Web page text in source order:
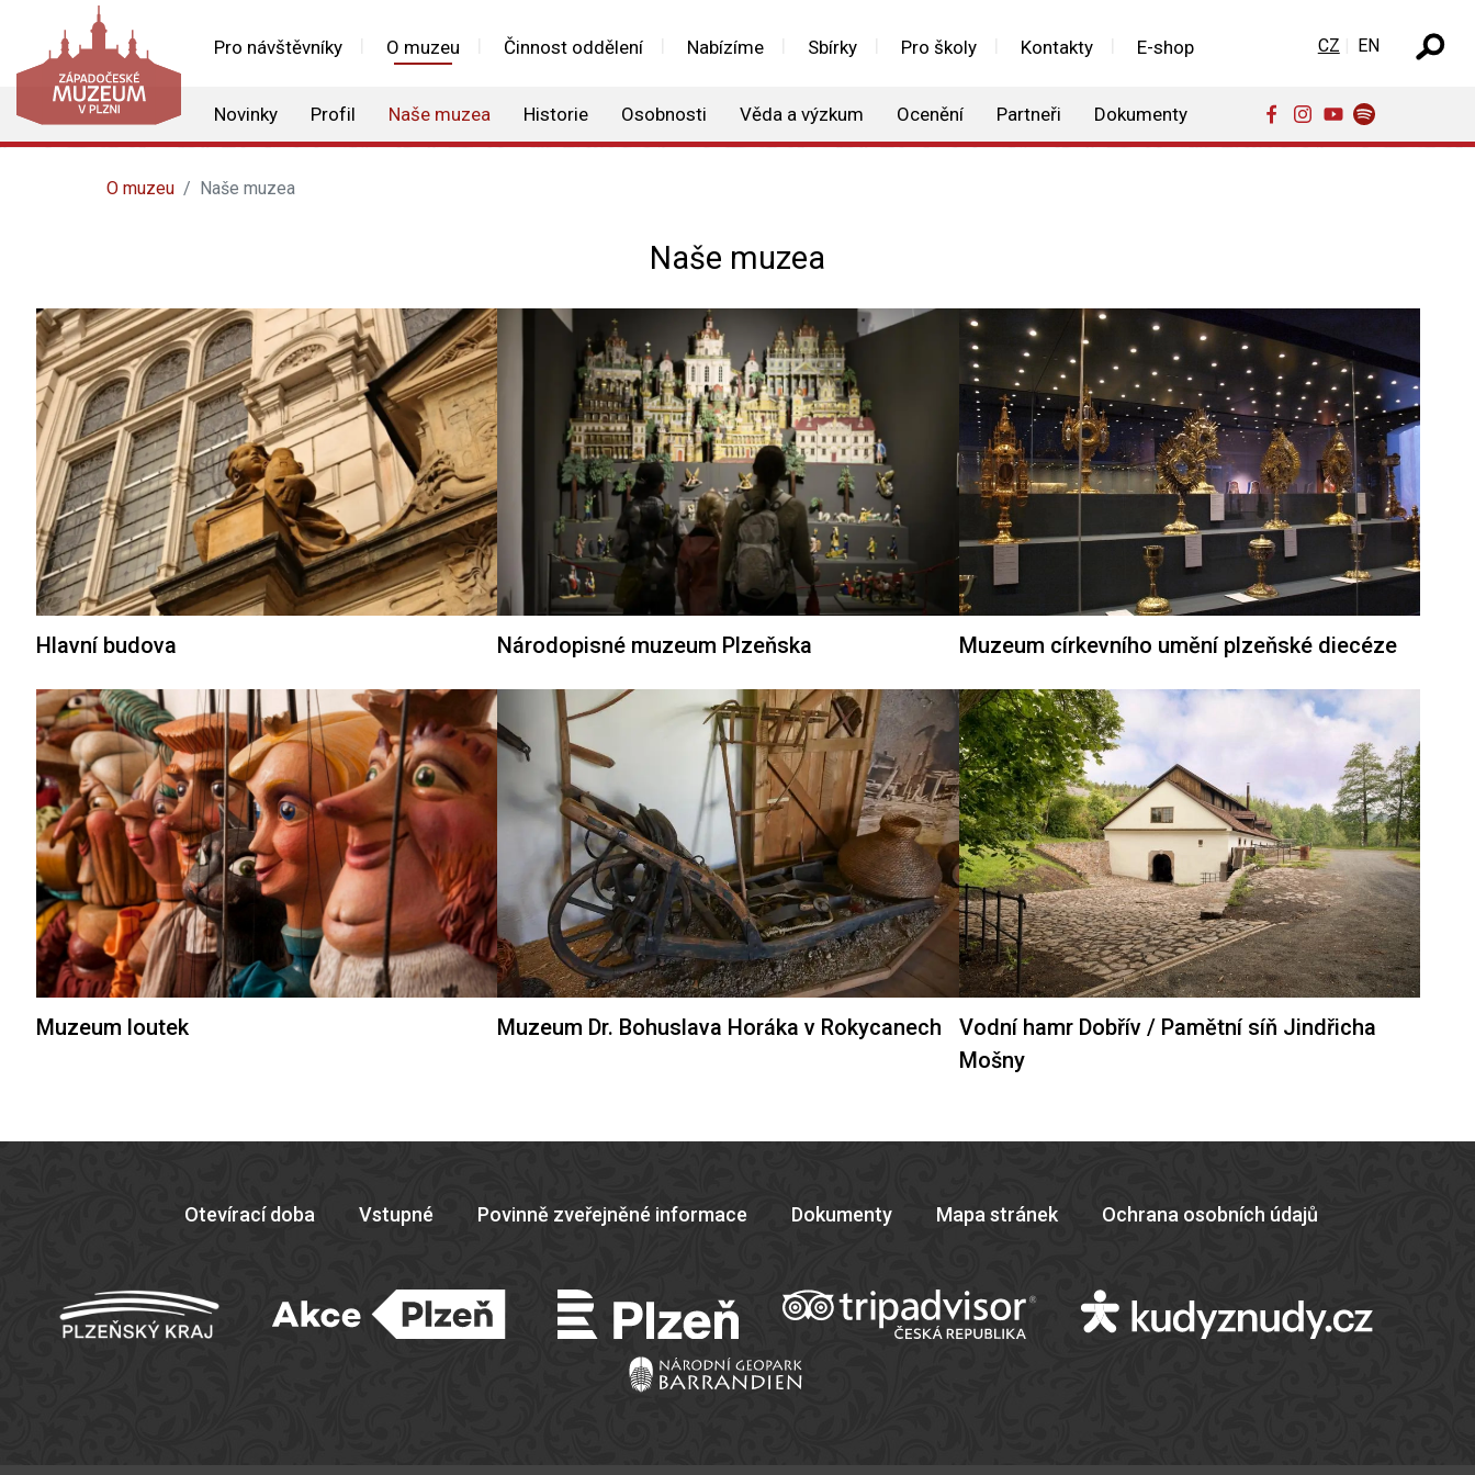
Pro návštěvníky O muzeu Činnost oddělení Nabízíme Sbírky Pro školy Kontakty E-shop
Novinky Profil Naše muzea Historie Osobnosti Věda a výzkum Ocenění Partneři Dokumenty
Zvolte jazyk
CZ EN
O muzeu Naše muzea
Naše muzea
Hlavní budova Národopisné muzeum Plzeňska Muzeum církevního umění plzeňské diecéze
Muzeum loutek Muzeum Dr. Bohuslava Horáka v Rokycanech
Vodní hamr Dobřív / Pamětní síň Jindřicha
Mošny
Otevírací doba Vstupné Povinně zveřejněné informace Dokumenty Mapa stránek Ochrana osobních údajů